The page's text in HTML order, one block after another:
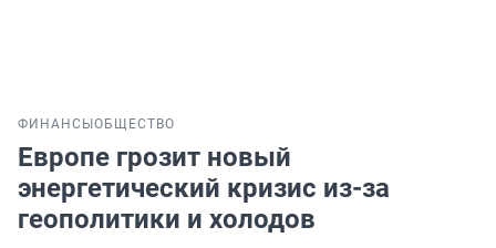
ФИНАНСЫ ОБЩЕСТВО
Европе грозит новый
энергетический кризис из-за
геополитики и холодов